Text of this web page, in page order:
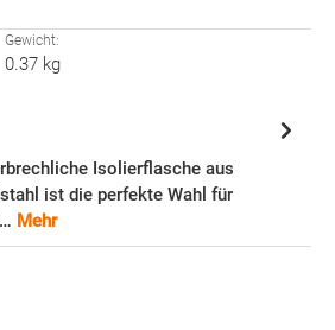
Gewicht:
0.37 kg
Isolierflasche aus
ist die perfekte Wahl für
Mehr